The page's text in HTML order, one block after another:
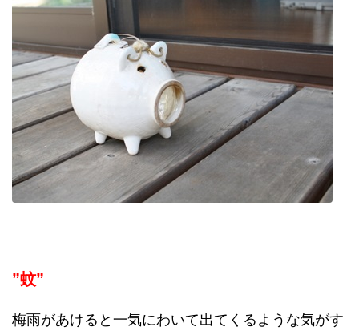
”蚊”
梅雨があけると一気にわいて出てくるような気がす